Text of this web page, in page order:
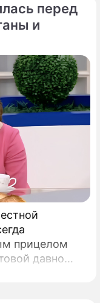
перед
и
прицелом
давно